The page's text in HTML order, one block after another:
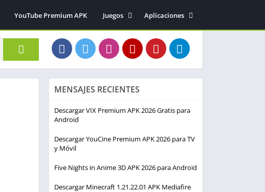
YouTube Premium APK
Juegos
Acción
Arcade
Deportes
Estrategia
Simulación
Aplicaciones
Entretenimiento
Herramientas
Música y audio
MENSAJES RECIENTES
Descargar VIX Premium APK 2026 Gratis para
Android
Descargar YouCine Premium APK 2026 para TV
y Móvil
Five Nights in Anime 3D APK 2026 para Android
Descargar Minecraft 1.21.22.01 APK Mediafire